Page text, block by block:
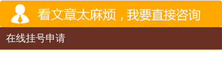
在线挂号申请